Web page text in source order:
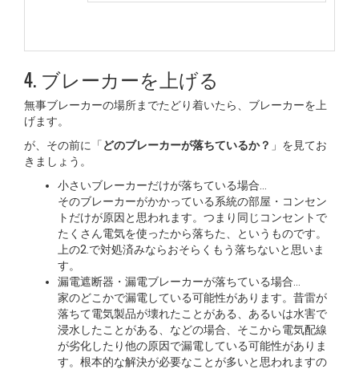
4. ブレーカーを上げる
無事ブレーカーの場所までたどり着いたら、ブレーカーを上
げます。
が、その前に「 どのブレーカーが落ちているか？ 」を見てお
きましょう。
小さいブレーカーだけが落ちている場合…
そのブレーカーがかかっている系統の部屋・コンセン
トだけが原因と思われます。つまり同じコンセントで
たくさん電気を使ったから落ちた、というものです。
上の2.で対処済みならおそらくもう落ちないと思いま
す。
漏電遮断器・漏電ブレーカーが落ちている場合…
家のどこかで漏電している可能性があります。昔雷が
落ちて電気製品が壊れたことがある、あるいは水害で
浸水したことがある、などの場合、そこから電気配線
が劣化したり他の原因で漏電している可能性がありま
す。根本的な解決が必要なことが多いと思われますの